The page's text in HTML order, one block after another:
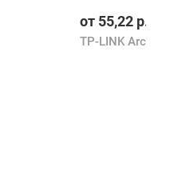
от 55,22 р.
TP-LINK Archer